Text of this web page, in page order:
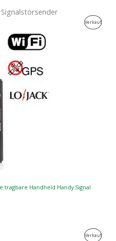
Verkauf
tragbare Handheld Handy Signal
Verkauf